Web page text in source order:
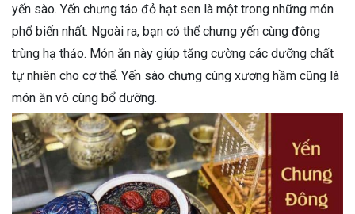
yến sào. Yến chưng táo đỏ hạt sen là một trong những món
phổ biến nhất. Ngoài ra, bạn có thể chưng yến cùng đông
trùng hạ thảo. Món ăn này giúp tăng cường các dưỡng chất
tự nhiên cho cơ thể. Yến sào chưng cùng xương hầm cũng là
món ăn vô cùng bổ dưỡng.